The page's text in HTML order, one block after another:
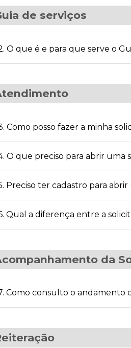
de serviços
O que é e para que serve o
Como posso fazer a minha
O que preciso para abrir uma
Preciso ter cadastro para abrir
Qual a diferença entre a
da
Como consulto o andamento